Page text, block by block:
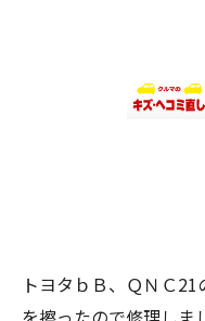
トヨタｂＢ、ＱＮＣ21